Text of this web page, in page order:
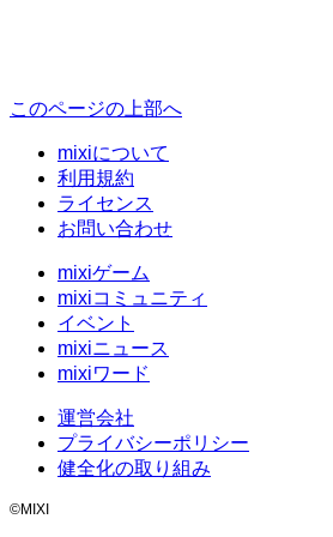
このページの上部へ
mixiについて
利用規約
ライセンス
お問い合わせ
mixiゲーム
mixiコミュニティ
イベント
mixiニュース
mixiワード
運営会社
プライバシーポリシー
健全化の取り組み
©MIXI